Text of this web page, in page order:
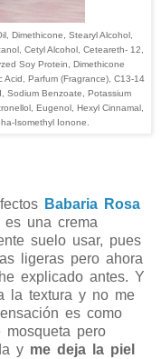
Dimethicone, Stearyl Alcohol,
Cetyl Alcohol, Ceteareth- 12,
Soy Protein, Dimethicone
Acid, Parfum (Fragrance), C13-14
Sodium Benzoate, Potassium
Eugenol, Hexyl Cinnamal,
Isomethyl Ionone.
Babaria Rosa
una crema
suelo usar, pues
ligeras pero ahora
explicado antes. Y
la textura y no me
es como
pero
y me deja la piel